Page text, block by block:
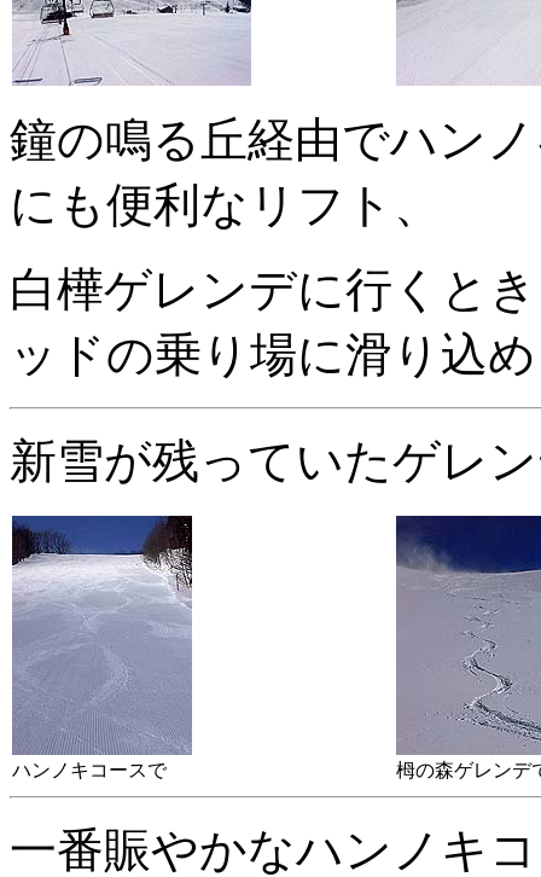
鐘の鳴る丘経由でハン
にも便利なリフト、
白樺ゲレンデに行くと
ッドの乗り場に滑り込
新雪が残っていたゲレ
ハンノキコースで 栂の森ゲレンデ
一番賑やかなハンノキ